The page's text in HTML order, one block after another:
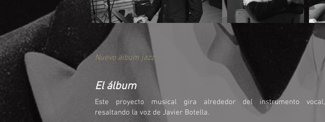
Nuevo álbum jazz
El álbum
Este proyecto musical gira alrededor del instrumento vocal,
resaltando la voz de Javier Botella.